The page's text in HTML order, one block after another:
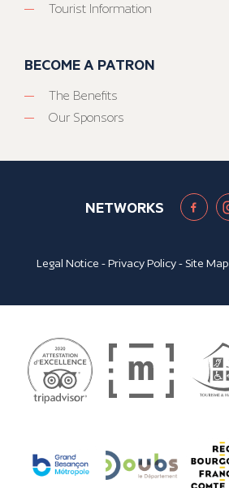
Tourist Information
BECOME A PATRON
The Benefits
Our Sponsors
NETWORKS
Legal Notice -Privacy Policy- Site Map